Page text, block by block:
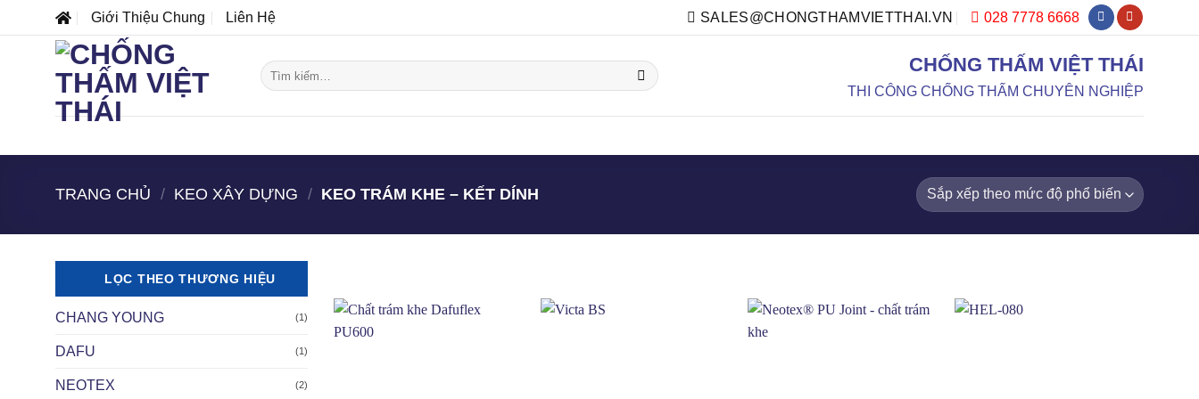
qua
Giới Thiệu Chung Liên Hệ SALES@CHONGTHAMVIETTHAI.VN 028 7778 6668
Tìm
kiếm:
CHỐNG THẤM VIỆT THÁI
THI CÔNG CHỐNG THẤM CHUYÊN NGHIỆP
TRANG CHỦ / KEO XÂY DỰNG / KEO TRÁM KHE – KẾT DÍNH
LỌC THEO THƯƠNG HIỆU
CHANG YOUNG (1)
DAFU (1)
NEOTEX (2)